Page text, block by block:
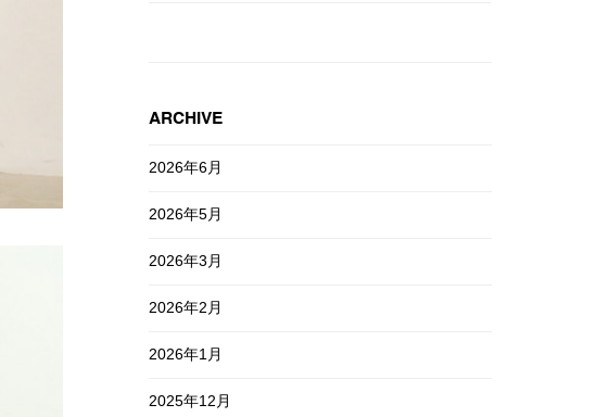
ARCHIVE
2026年6月
2026年5月
2026年3月
2026年2月
2026年1月
2025年12月